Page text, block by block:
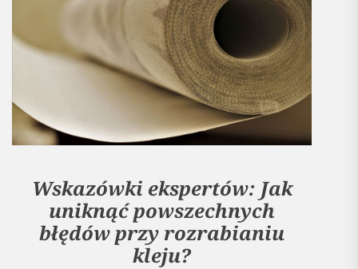
Wskazówki ekspertów: Jak
uniknąć powszechnych
błędów przy rozrabianiu
kleju?